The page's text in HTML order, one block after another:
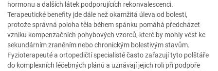
hormonu a dalších látek podporujících rekonvalescenci.
Terapeutické benefity jde dále než okamžitá úleva od bolesti,
protože správná poloha těla během spánku pomáhá předcházet
vzniku kompenzačních pohybových vzorců, které by mohly vést ke
sekundárním zraněním nebo chronickým bolestivým stavům.
Fyzioterapeuté a ortopedičtí specialisté často zařazují tyto polštáře
do komplexních léčebných plánů a uznávají jejich roli při podpoře